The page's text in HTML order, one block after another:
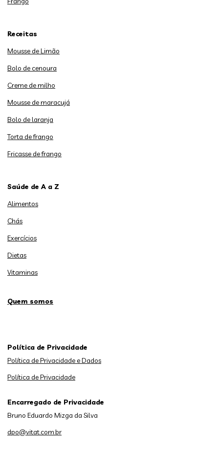
Receitas
Mousse de Limão
Bolo de cenoura
Creme de milho
Mousse de maracujá
Bolo de laranja
Torta de frango
Fricasse de frango
Saúde de A a Z
Alimentos
Chás
Exercícios
Dietas
Vitaminas
Quem somos
Política de Privacidade
Política de Privacidade e Dados
Política de Privacidade
Encarregado de Privacidade
Bruno Eduardo Mizga da Silva
dpo@vitat.com.br